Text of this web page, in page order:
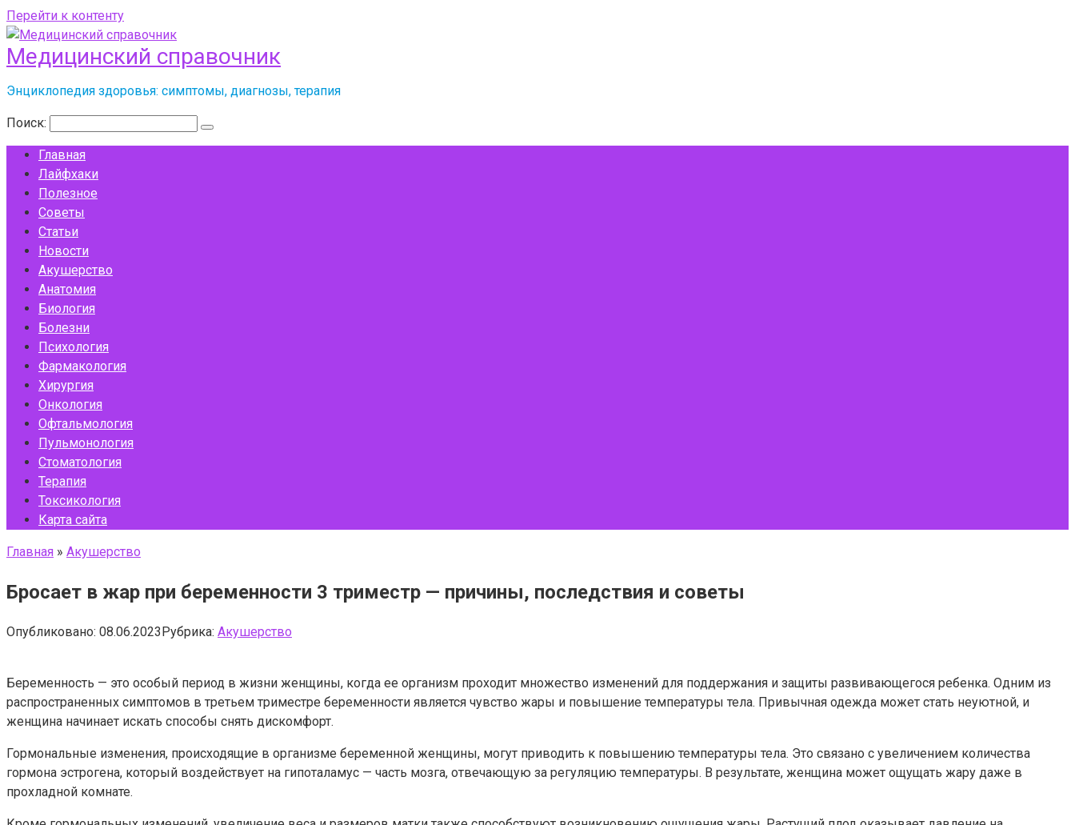
Перейти к контенту
Медицинский справочник
Энциклопедия здоровья: симптомы, диагнозы, терапия
Поиск:
Главная
Лайфхаки
Полезное
Советы
Статьи
Новости
Акушерство
Анатомия
Биология
Болезни
Психология
Фармакология
Хирургия
Онкология
Офтальмология
Пульмонология
Стоматология
Терапия
Токсикология
Карта сайта
Главная » Акушерство
Бросает в жар при беременности 3 триместр — причины, последствия и советы
Опубликовано: 08.06.2023Рубрика: Акушерство
Беременность — это особый период в жизни женщины, когда ее организм проходит множество изменений для поддержания и защиты развивающегося ребенка. Одним из
распространенных симптомов в третьем триместре беременности является чувство жары и повышение температуры тела. Привычная одежда может стать неуютной, и
женщина начинает искать способы снять дискомфорт.
Гормональные изменения, происходящие в организме беременной женщины, могут приводить к повышению температуры тела. Это связано с увеличением количества
гормона эстрогена, который воздействует на гипоталамус — часть мозга, отвечающую за регуляцию температуры. В результате, женщина может ощущать жару даже в
прохладной комнате.